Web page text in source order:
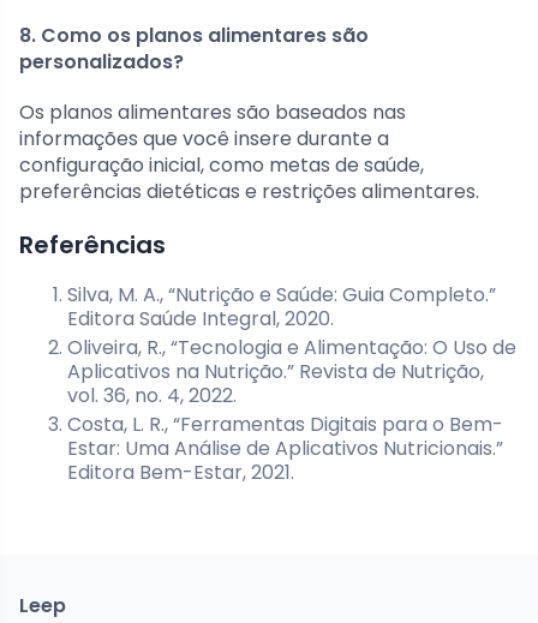
8. Como os planos alimentares são
personalizados?
Os planos alimentares são baseados nas
informações que você insere durante a
configuração inicial, como metas de saúde,
preferências dietéticas e restrições alimentares.
Referências
Silva, M. A., “Nutrição e Saúde: Guia Completo.”
Editora Saúde Integral, 2020.
Oliveira, R., “Tecnologia e Alimentação: O Uso de
Aplicativos na Nutrição.” Revista de Nutrição,
vol. 36, no. 4, 2022.
Costa, L. R., “Ferramentas Digitais para o Bem-
Estar: Uma Análise de Aplicativos Nutricionais.”
Editora Bem-Estar, 2021.
Leep